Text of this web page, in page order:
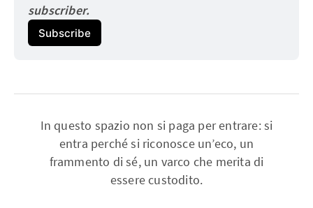
subscriber.
Subscribe
In questo spazio non si paga per entrare: si
entra perché si riconosce un’eco, un
frammento di sé, un varco che merita di
essere custodito.